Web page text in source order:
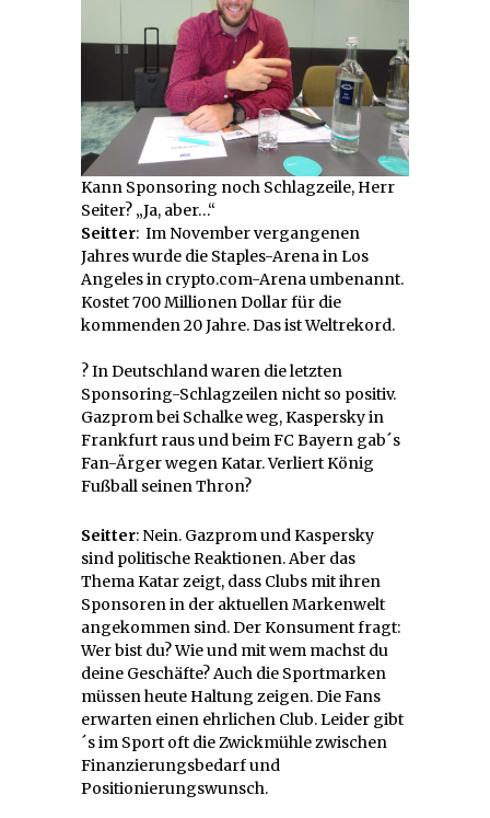
Kann Sponsoring noch Schlagzeile, Herr
Seiter? „Ja, aber…“
Seitter: Im November vergangenen
Jahres wurde die Staples-Arena in Los
Angeles in crypto.com-Arena umbenannt.
Kostet 700 Millionen Dollar für die
kommenden 20 Jahre. Das ist Weltrekord.
? In Deutschland waren die letzten
Sponsoring-Schlagzeilen nicht so positiv.
Gazprom bei Schalke weg, Kaspersky in
Frankfurt raus und beim FC Bayern gab´s
Fan-Ärger wegen Katar. Verliert König
Fußball seinen Thron?
Seitter: Nein. Gazprom und Kaspersky
sind politische Reaktionen. Aber das
Thema Katar zeigt, dass Clubs mit ihren
Sponsoren in der aktuellen Markenwelt
angekommen sind. Der Konsument fragt:
Wer bist du? Wie und mit wem machst du
deine Geschäfte? Auch die Sportmarken
müssen heute Haltung zeigen. Die Fans
erwarten einen ehrlichen Club. Leider gibt
´s im Sport oft die Zwickmühle zwischen
Finanzierungsbedarf und
Positionierungswunsch.